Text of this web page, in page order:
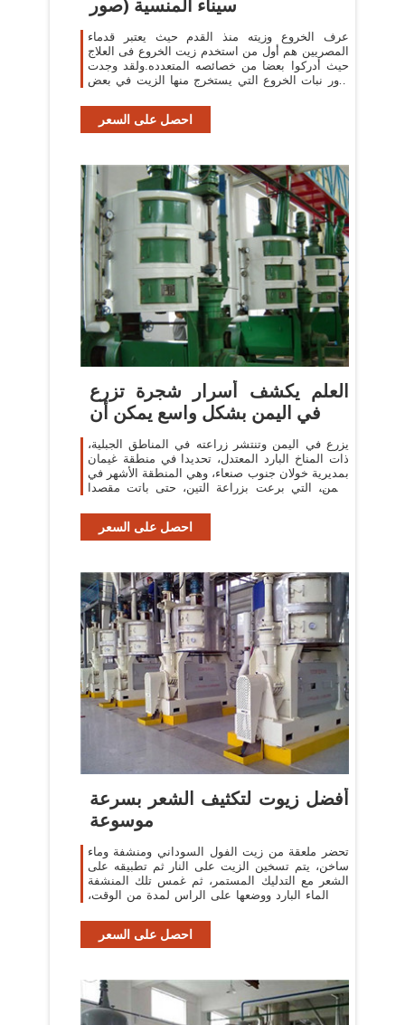
سيناء المنسية (صور
عرف الخروع وزيته منذ القدم حيث يعتبر قدماء
المصريين هم أول من استخدم زيت الخروع فى العلاج
حيث أدركوا بعضا من خصائصه المتعدده.ولقد وجدت
بذور نبات الخروع التي يستخرج منها الزيت في بعض
احصل على السعر
العلم يكشف أسرار شجرة تزرع
في اليمن بشكل واسع يمكن أن
يزرع في اليمن وتنتشر زراعته في المناطق الجبلية،
ذات المناخ البارد المعتدل، تحديدا في منطقة غيمان
بمديرية خولان جنوب صنعاء، وهي المنطقة الأشهر في
اليمن، التي برعت بزراعة التين، حتى باتت مقصدا
احصل على السعر
أفضل زيوت لتكثيف الشعر بسرعة
موسوعة
تحضر ملعقة من زيت الفول السوداني ومنشفة وماء
ساخن، يتم تسخين الزيت على النار ثم تطبيقه على
الشعر مع التدليك المستمر، ثم غمس تلك المنشفة
في الماء البارد ووضعها على الراس لمدة من الوقت،
احصل على السعر